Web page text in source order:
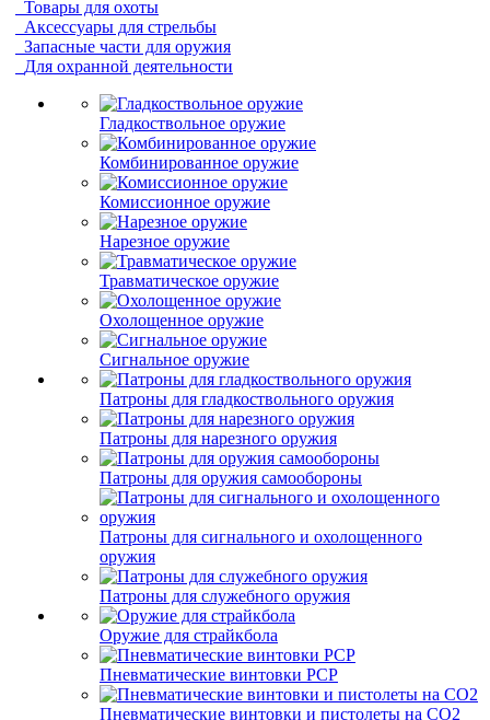
Товары для охоты
Аксессуары для стрельбы
Запасные части для оружия
Для охранной деятельности
Гладкоствольное оружие
Комбинированное оружие
Комиссионное оружие
Нарезное оружие
Травматическое оружие
Охолощенное оружие
Сигнальное оружие
Патроны для гладкоствольного оружия
Патроны для нарезного оружия
Патроны для оружия самообороны
Патроны для сигнального и охолощенного
оружия
Патроны для служебного оружия
Оружие для страйкбола
Пневматические винтовки PCP
Пневматические винтовки и пистолеты на CO2